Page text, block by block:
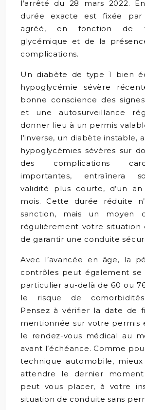
l’arrêté du 28 mars 2022.
durée exacte est fixée
agréé, en fonction de
glycémique et de la
complications.
Un diabète de type 1 bien
hypoglycémie sévère
bonne conscience des
et une autosurveillance
donner lieu à un permis
l’inverse, un diabète instable,
hypoglycémies sévères sur
des complications
importantes, entraînera
validité plus courte, d’un
mois. Cette durée réduite
sanction, mais un moyen
régulièrement votre situation
de garantir une conduite
Avec l’avancée en âge, la
contrôles peut également se
particulier au-delà de 60 ou
le risque de comorbidités
Pensez à vérifier la date de
mentionnée sur votre permis
le rendez-vous médical au
avant l’échéance. Comme
technique automobile,
attendre le dernier
peut vous placer, à votre
situation de conduite sans